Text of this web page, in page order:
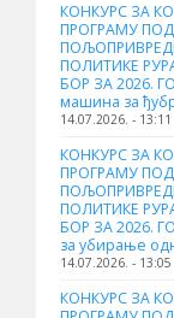
КОНКУРС ЗА
ПРОГРАМУ
ПОЛИТИКЕ
БОР ЗА 2026.
машина за
14.07.2026. - 13:11
КОНКУРС ЗА
ПРОГРАМУ
ПОЛИТИКЕ
БОР ЗА 2026.
за убирање
14.07.2026. - 13:05
КОНКУРС ЗА